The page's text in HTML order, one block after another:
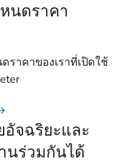
นดราคา
ราคาของเราที่เปิดใช้
จฉริยะและ
นร่วมกันได้